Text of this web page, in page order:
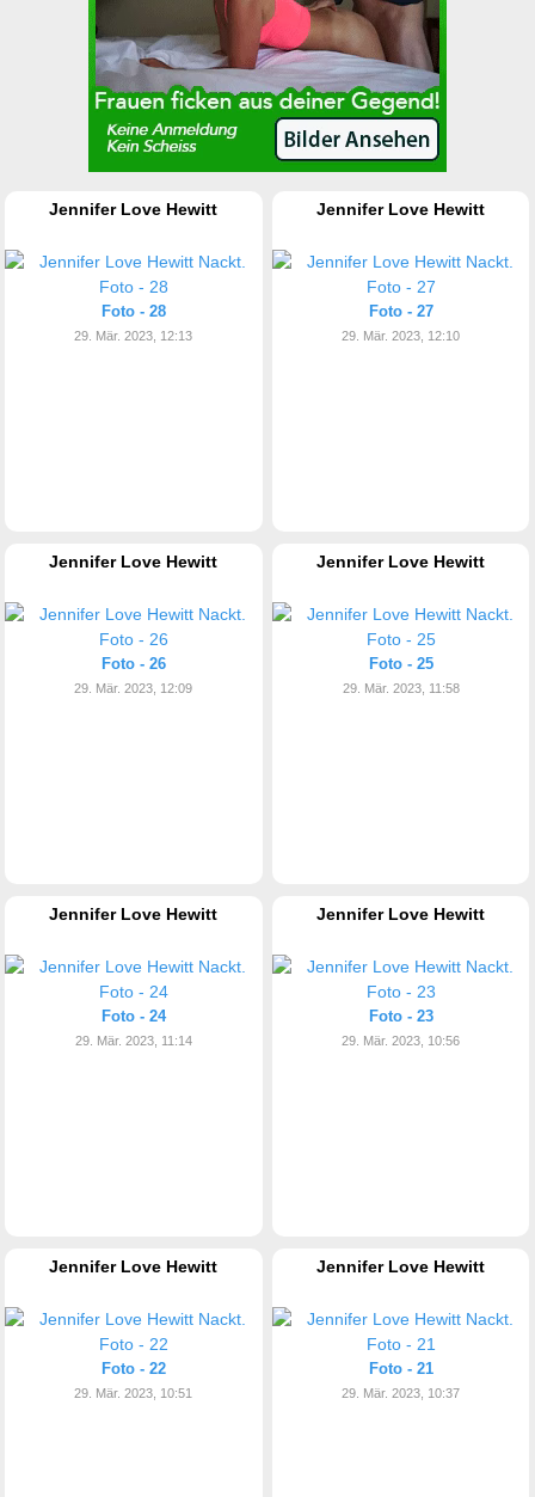
Jennifer Love Hewitt
Foto - 28
29. Mär. 2023, 12:13
Jennifer Love Hewitt
Foto - 27
29. Mär. 2023, 12:10
Jennifer Love Hewitt
Foto - 26
29. Mär. 2023, 12:09
Jennifer Love Hewitt
Foto - 25
29. Mär. 2023, 11:58
Jennifer Love Hewitt
Foto - 24
29. Mär. 2023, 11:14
Jennifer Love Hewitt
Foto - 23
29. Mär. 2023, 10:56
Jennifer Love Hewitt
Foto - 22
29. Mär. 2023, 10:51
Jennifer Love Hewitt
Foto - 21
29. Mär. 2023, 10:37